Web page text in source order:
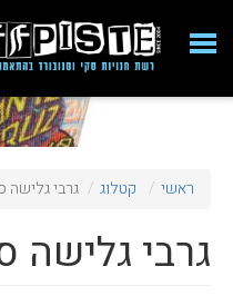
close
ציוד סנובורד
ציוד סקי
ראשי קטלוג גרבי גלישה
גרבי גלישה